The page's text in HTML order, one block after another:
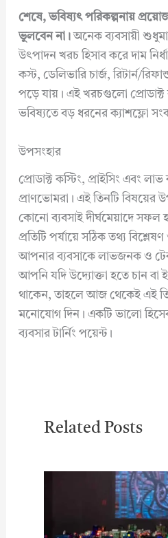
শেষে, ভবিষ্যৎ পরিকল্পনায়
ভুলবেন না।অনেক ব্যবসায়ী
উৎপাদন খরচ হিসাব করে দাম
কস্ট, ডেলিভারি চার্জ, রিটার্ন/
পড়ে যায়। এই খরচগুলো প্রোডাক্ট
ভবিষ্যতে বড় ধরনের ক্যাশফ্লো
উপসংহার
প্রোডাক্ট কস্টিং, প্রাইসিং এবং
প্রাণভোমরা। এই তিনটি বিষয়ের
কোনো ব্যবসাই দীর্ঘমেয়াদে সফল
প্রতিটি পর্যায়ে সঠিক তথ্য
আপনার ব্যবসাকে লাভজনক ও
আপনি যদি উদ্যোক্তা হতে চান বা
থাকেন, তাহলে আজ থেকেই এই
মনোযোগ দিন। একটি ভালো
ব্যবসার টার্নিং পয়েন্ট।
Related Posts